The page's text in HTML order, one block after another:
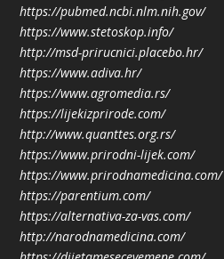
https://pubmed.ncbi.nlm.nih.gov/
https://www.stetoskop.info/
http://msd-prirucnici.placebo.hr/
https://www.adiva.hr/
https://www.agromedia.rs/
https://lijekizprirode.com/
http://www.quanttes.org.rs/
https://www.prirodni-lijek.com/
https://www.prirodnamedicina.com/
https://parentium.com/
https://alternativa-za-vas.com/
http://narodnamedicina.com/